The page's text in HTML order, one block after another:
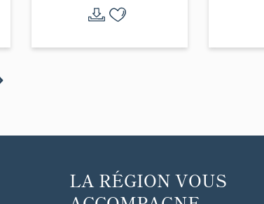
Changefège, vers l'ouest
causse de Mende.
LA RÉGION VOUS